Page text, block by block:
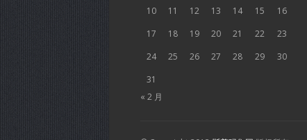
10
11 12 13 14 15
16
17
18 19 20 21 22
23
24
25 26 27 28 29
30
31
« 2 月